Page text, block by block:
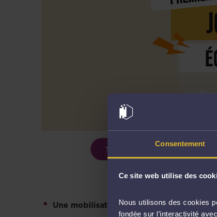
Consentement
Ce site web utilise des
Nous utilisons des cookies
fondée sur l’interactivité
Télécharger le support de
Une mobilisation nationale pour le bien-